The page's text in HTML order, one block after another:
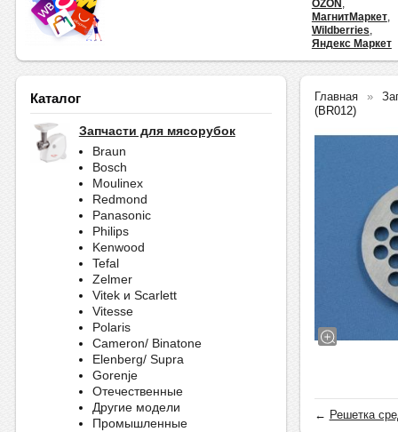
OZON ,
МагнитМаркет,
Wildberries,
Яндекс Маркет
Каталог
Запчасти для мясорубок
Braun
Bosch
Moulinex
Redmond
Panasonic
Philips
Kenwood
Tefal
Zelmer
Vitek и Scarlett
Vitesse
Polaris
Cameron/ Binatone
Elenberg/ Supra
Gorenje
Отечественные
Другие модели
Промышленные
Главная
(BR012)
← Решетка